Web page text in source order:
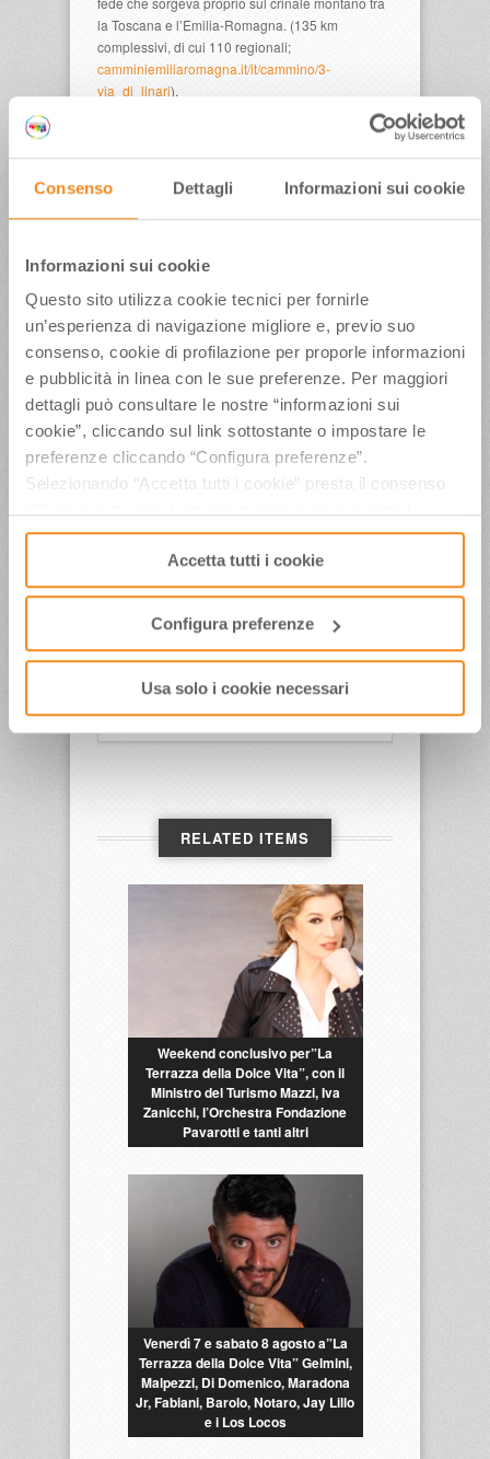
Consenso Dettagli Informazioni sui cookie
Informazioni sui cookie
Questo sito utilizza cookie tecnici per fornirle
un’esperienza di navigazione migliore e, previo suo
consenso, cookie di profilazione per proporle informazioni
e pubblicità in linea con le sue preferenze. Per maggiori
dettagli può consultare le nostre “informazioni sui
cookie”, cliccando sul link sottostante o impostare le
preferenze cliccando “Configura preferenze”.
Selezionando “Accetta tutti i cookie” presta il consenso
consenso cliccando su “Usa solo i cookie necessari” e
saranno attivati i soli cookie tecnici necessari al corretto
funzionamento del sito.
Accetta tutti i cookie
Configura preferenze
Usa solo i cookie necessari
la Toscana e l’Emilia-Romagna. (135 km
complessivi, di cui 110 regionali;
camminiemiliaromagna.it/it/cammino/3-
via_di_linari).
della Via degli Abati, antico percorso di circa 190
Km (127 in territorio regionale) che collega Pavia,
in Lombardia, a Pontremoli, in Toscana, lungo la
Val Trebbia
(camminiemiliaromagna.it/it/cammino/1-
Colombano, lungo itinerario a passo slow, l’ultimo
regionali, che nei suoi 65 km in Emilia ripercorre i
luoghi toccati dal monaco irlandese durante la
sua “peregrinatio pro Christo”
(camminiemiliaromagna.it/it/video/41-ilcammino-
di-san-colombano
il Festival, 4 giorni dedicati alla valorizzazione del
turismo lento attraverso oltre 50 eventi per tutte le
età, tra incontri con personalità legate al mondo
passeggiate slow alla scoperta del territorio e
delle sue ricchezze.
Ufficio Stampa Apt Servizi – Tel. 0541-430.190
Labeled:
RELATED ITEMS
Weekend conclusivo per”La
Terrazza della Dolce Vita”, con il
Ministro del Turismo Mazzi, Iva
Zanicchi, l’Orchestra Fondazione
Pavarotti e tanti altri
Venerdì 7 e sabato 8 agosto a”La
Terrazza della Dolce Vita” Gelmini,
Malpezzi, Di Domenico, Maradona
Jr, Fabiani, Barolo, Notaro, Jay Lillo
e i Los Locos